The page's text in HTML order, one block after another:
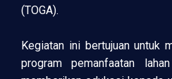
(TOGA).
Kegiatan ini bertujuan untuk
program pemanfaatan